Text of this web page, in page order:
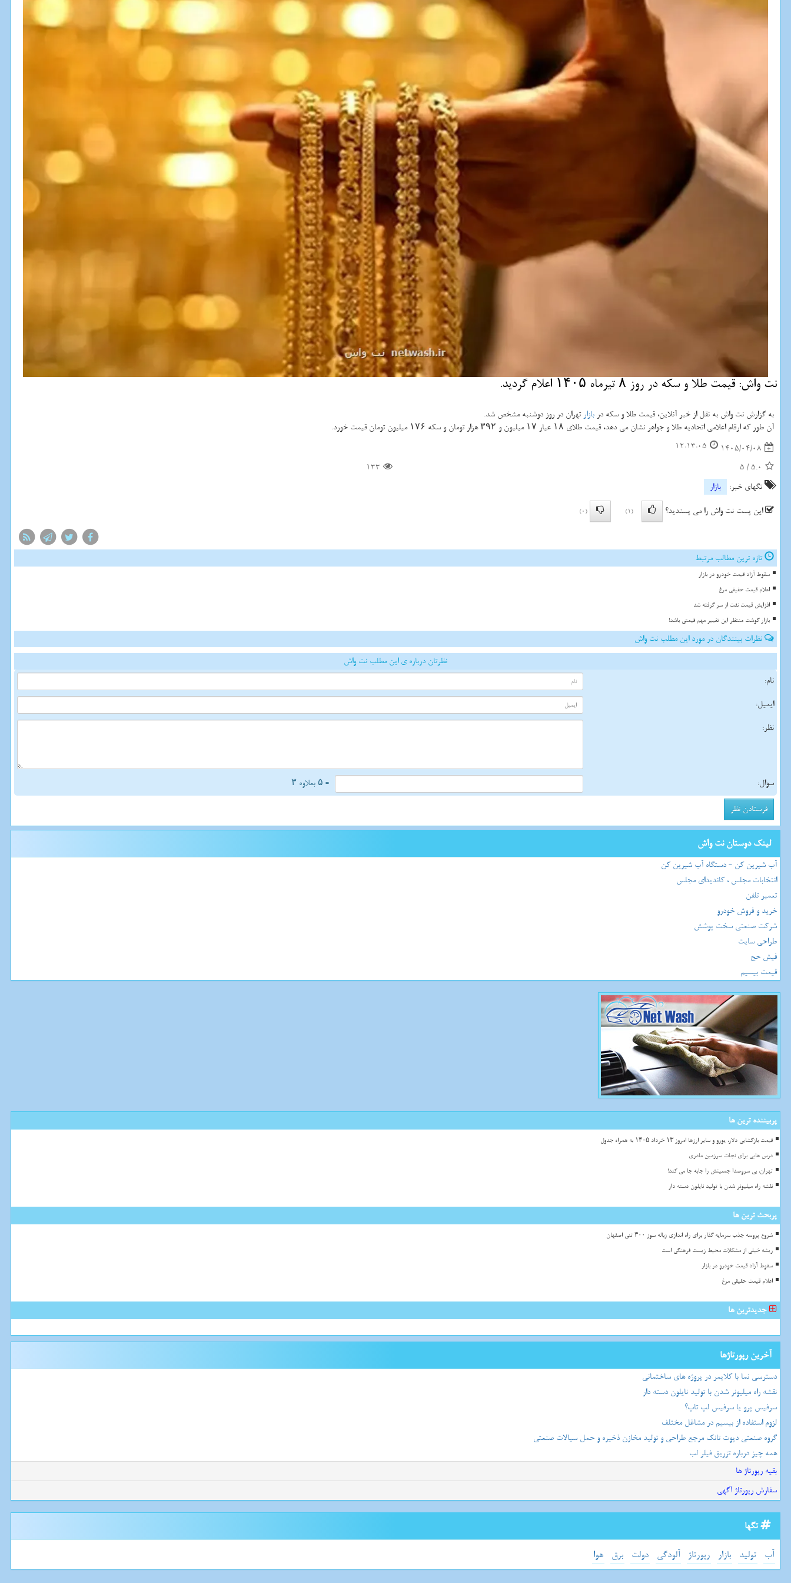
نت واش: قیمت طلا و سکه در روز ۸ تیرماه ۱۴۰۵ اعلام گردید.
به گزارش نت واش به نقل از خبر آنلاین، قیمت طلا و سکه در بازارتهران در روز دوشنبه مشخص شد.
آن طور که ارقام اعلامی اتحادیه طلا و جواهر نشان می دهد، قیمت طلای ۱۸ عیار ۱۷ میلیون و ۳۹۲ هزار تومان و سکه ۱۷۶ میلیون تومان قیمت خورد.
1405/04/08
12:13:05
5.0
/
5
133
تگهای خبر:
بازار
این پست نت واش را می پسندید؟
(1)
(0)
تازه ترین مطالب مرتبط
سقوط آزاد قیمت خودرو در بازار
اعلام قیمت حقیقی مرغ
افزایش قیمت نفت از سر گرفته شد
بازار گوشت منتظر این تغییر مهم قیمتی باشد!
نظرات بینندگان در مورد این مطلب نت واش
نظرتان درباره ی این مطلب نت واش
نام:
ایمیل:
نظر:
سوال: = ۵ بعلاوه ۳
لینک دوستان نت واش
آب شیرین کن - دستگاه آب شیرین کن
انتخابات مجلس ، کاندیدای مجلس
تعمیر تلفن
خرید و فروش خودرو
شرکت صنعتی سخت پوشش
طراحی سایت
فیش حج
قیمت بیسیم
پربیننده ترین ها
قیمت بازگشایی دلار، یورو و سایر ارزها امروز ۱۳ خرداد ۱۴۰۵ به همراه جدول
درس هایی برای نجات سرزمین مادری
تهران، بی سروصدا جمعیتش را جابه جا می کند!
نقشه راه میلیونر شدن با تولید نایلون دسته دار
پربحث ترین ها
شروع پروسه جذب سرمایه گذار برای راه اندازی زباله سوز ۳۰۰ تنی اصفهان
ریشه خیلی از مشکلات محیط زیست فرهنگی است
سقوط آزاد قیمت خودرو در بازار
اعلام قیمت حقیقی مرغ
جدیدترین ها
آخرین رپورتاژها
دسترسی نما با کلایمر در پروژه های ساختمانی
نقشه راه میلیونر شدن با تولید نایلون دسته دار
سرفیس پرو یا سرفیس لپ تاپ؟
لزوم استفاده از بیسیم در مشاغل مختلف
گروه صنعتی دپوت تانک مرجع طراحی و تولید مخازن ذخیره و حمل سیالات صنعتی
همه چیز درباره تزریق فیلر لب
بقیه رپورتاژ ها
سفارش رپورتاژ آگهی
تگها
آب تولید بازار رپورتاژ آلودگی دولت برق هوا